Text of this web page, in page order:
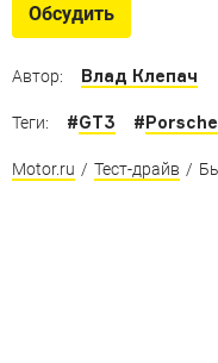
Обсудить
Автор: Влад Клепач
Теги: #GT3 #Porsche
Motor.ru / Тест-драйв /